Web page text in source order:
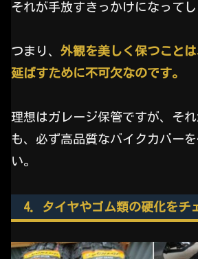
それが手放すきっかけになってし
つまり、 外観を美しく保つこと
延ばすために不可欠なのです。
理想はガレージ保管ですが、そ
も、必ず高品質なバイクカバー
い。
4. タイヤやゴム類の硬化をチ